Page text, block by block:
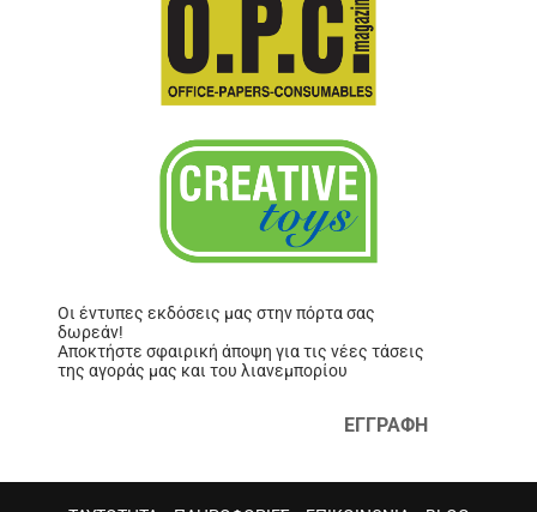
Οι έντυπες εκδόσεις μας στην πόρτα σας
δωρεάν!
Αποκτήστε σφαιρική άποψη για τις νέες τάσεις
της αγοράς μας και του λιανεμπορίου
ΕΓΓΡΑΦΗ